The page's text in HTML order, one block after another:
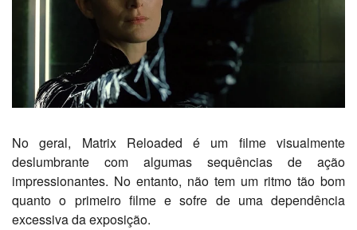
No geral, Matrix Reloaded é um filme visualmente
deslumbrante com algumas sequências de ação
impressionantes. No entanto, não tem um ritmo tão bom
quanto o primeiro filme e sofre de uma dependência
excessiva da exposição.